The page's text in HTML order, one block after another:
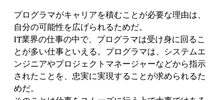
プログラマがキャリアを積むことが必要な理由は、
自分の可能性を広げられるためだ。
IT業界の仕事の中で、プログラマは受け身に回るこ
とが多い仕事といえる。プログラマは、システムエ
ンジニアやプロジェクトマネージャーなどから指示
されたことを、忠実に実現することが求められるた
めだ。